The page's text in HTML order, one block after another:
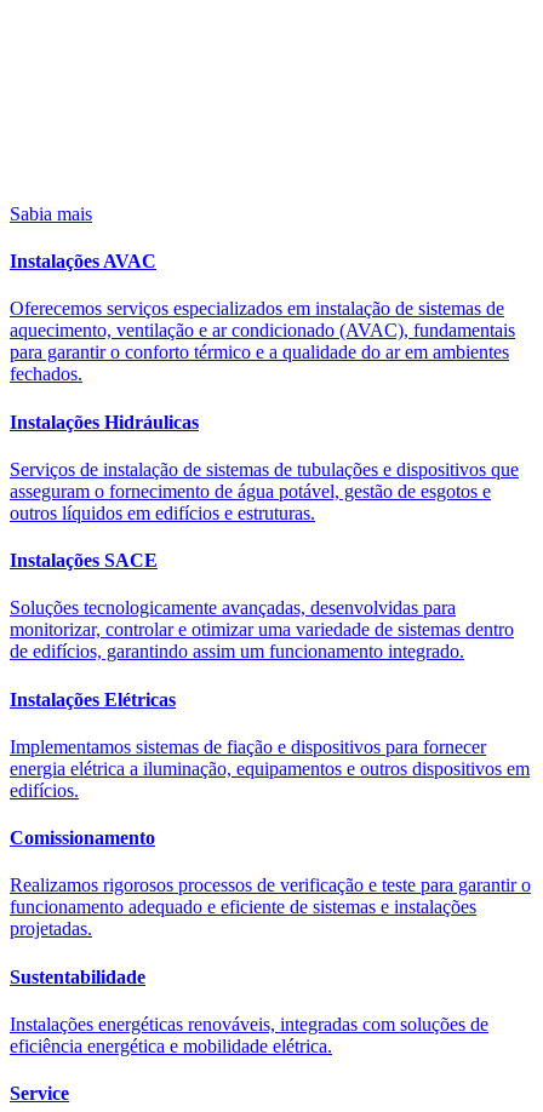
Sabia mais
Instalações AVAC
Oferecemos serviços especializados em instalação de sistemas de
aquecimento, ventilação e ar condicionado (AVAC), fundamentais
para garantir o conforto térmico e a qualidade do ar em ambientes
fechados.
Instalações Hidráulicas
Serviços de instalação de sistemas de tubulações e dispositivos que
asseguram o fornecimento de água potável, gestão de esgotos e
outros líquidos em edifícios e estruturas.
Instalações SACE
Soluções tecnologicamente avançadas, desenvolvidas para
monitorizar, controlar e otimizar uma variedade de sistemas dentro
de edifícios, garantindo assim um funcionamento integrado.
Instalações Elétricas
Implementamos sistemas de fiação e dispositivos para fornecer
energia elétrica a iluminação, equipamentos e outros dispositivos em
edifícios.
Comissionamento
Realizamos rigorosos processos de verificação e teste para garantir o
funcionamento adequado e eficiente de sistemas e instalações
projetadas.
Sustentabilidade
Instalações energéticas renováveis, integradas com soluções de
eficiência energética e mobilidade elétrica.
Service